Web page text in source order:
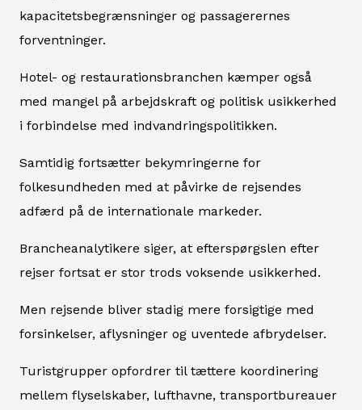
kapacitetsbegrænsninger og passagerernes
forventninger.
Hotel- og restaurationsbranchen kæmper også
med mangel på arbejdskraft og politisk usikkerhed
i forbindelse med indvandringspolitikken.
Samtidig fortsætter bekymringerne for
folkesundheden med at påvirke de rejsendes
adfærd på de internationale markeder.
Brancheanalytikere siger, at efterspørgslen efter
rejser fortsat er stor trods voksende usikkerhed.
Men rejsende bliver stadig mere forsigtige med
forsinkelser, aflysninger og uventede afbrydelser.
Turistgrupper opfordrer til tættere koordinering
mellem flyselskaber, lufthavne, transportbureauer